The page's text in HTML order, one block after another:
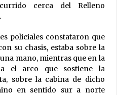
cerca del Relleno
policiales constataron que
su chasis, estaba sobre la
mano, mientras que en la
el arco que sostiene la
sobre la cabina de dicho
en sentido sur a norte